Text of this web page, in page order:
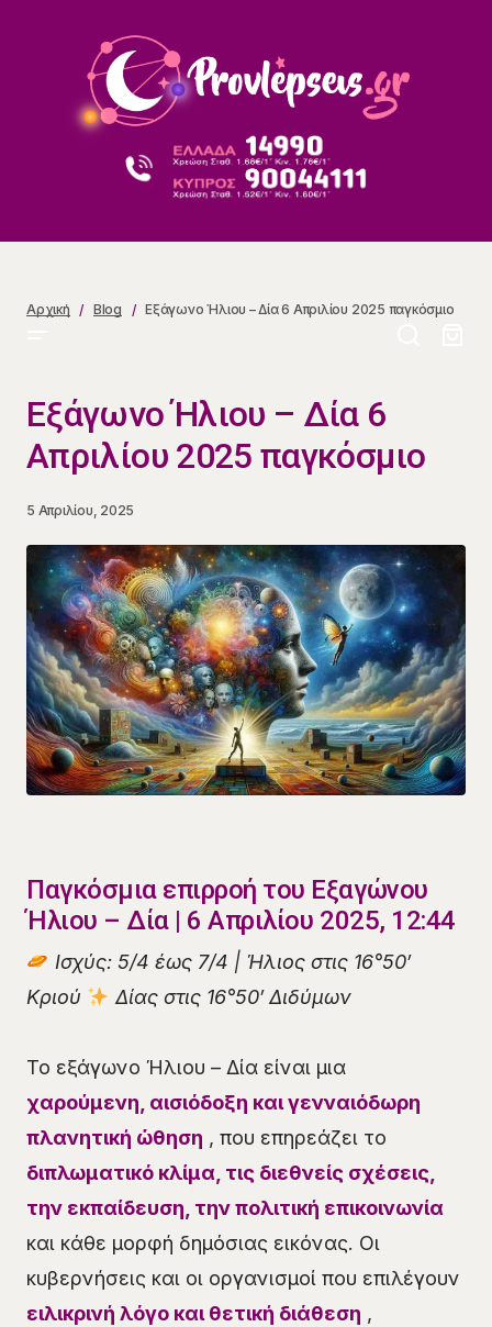
Αρχική Blog Εξάγωνο Ήλιου – Δία 6 Απριλίου 2025 παγκόσμιο
Εξάγωνο Ήλιου – Δία 6
Απριλίου 2025 παγκόσμιο
5 Απριλίου, 2025
Παγκόσμια επιρροή του Εξαγώνου
Ήλιου – Δία | 6 Απριλίου 2025, 12:44
Ισχύς: 5/4 έως 7/4 | Ήλιος στις 16°50′
Κριού
Δίας στις 16°50′ Διδύμων
Το εξάγωνο Ήλιου – Δία είναι μια
χαρούμενη, αισιόδοξη και γενναιόδωρη
πλανητική ώθηση , που επηρεάζει το
διπλωματικό κλίμα, τις διεθνείς σχέσεις,
την εκπαίδευση, την πολιτική επικοινωνία
και κάθε μορφή δημόσιας εικόνας. Οι
κυβερνήσεις και οι οργανισμοί που επιλέγουν
ειλικρινή λόγο και θετική διάθεση ,